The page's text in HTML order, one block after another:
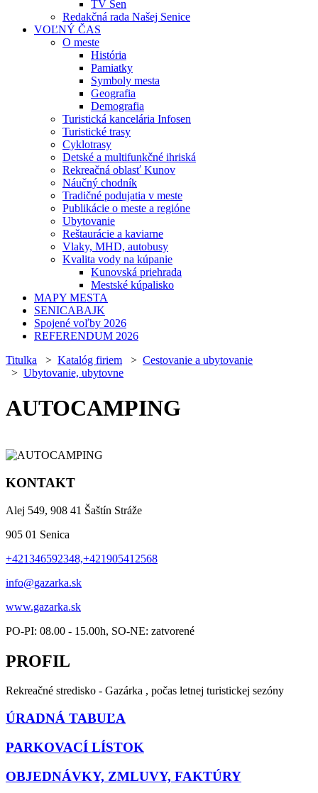
TV Sen
Redakčná rada Našej Senice
VOĽNÝ ČAS
O meste
História
Pamiatky
Symboly mesta
Geografia
Demografia
Turistická kancelária Infosen
Turistické trasy
Cyklotrasy
Detské a multifunkčné ihriská
Rekreačná oblasť Kunov
Náučný chodník
Tradičné podujatia v meste
Publikácie o meste a regióne
Ubytovanie
Reštaurácie a kaviarne
Vlaky, MHD, autobusy
Kvalita vody na kúpanie
Kunovská priehrada
Mestské kúpalisko
MAPY MESTA
SENICABAJK
Spojené voľby 2026
REFERENDUM 2026
Titulka > Katalóg firiem > Cestovanie a ubytovanie
> Ubytovanie, ubytovne
AUTOCAMPING
KONTAKT
Alej 549, 908 41 Šaštín Stráže
905 01 Senica
+421346592348,+421905412568
info@gazarka.sk
www.gazarka.sk
PO-PI: 08.00 - 15.00h, SO-NE: zatvorené
PROFIL
Rekreačné stredisko - Gazárka , počas letnej turistickej sezóny
ÚRADNÁ TABUĽA
PARKOVACÍ LÍSTOK
OBJEDNÁVKY, ZMLUVY, FAKTÚRY